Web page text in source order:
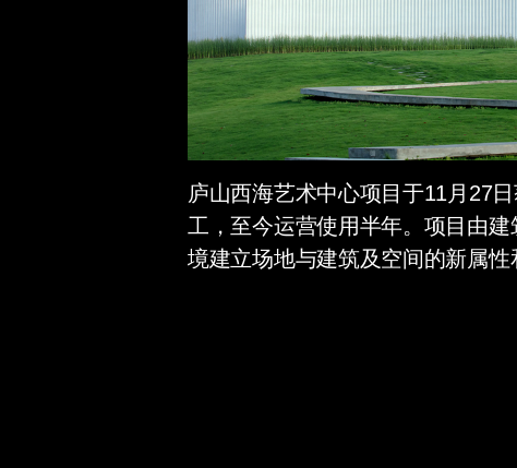
庐山西海艺术中心项目于11月27
工，至今运营使用半年。项目由
境建立场地与建筑及空间的新属性